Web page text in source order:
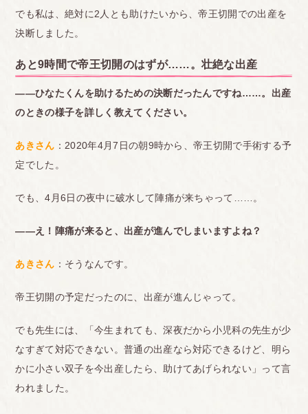
でも私は、絶対に2人とも助けたいから、帝王切開での出産を
決断しました。
あと9時間で帝王切開のはずが……。壮絶な出産
――ひなたくんを助けるための決断だったんですね……。 出産
のときの様子を詳しく教えてください。
あきさん ：2020年4月7日の朝9時から、帝王切開で手術する予
定でした。
でも、4月6日の夜中に破水して陣痛が来ちゃって……。
――え！陣痛が来ると、出産が進んでしまいますよね？
あきさん ：そうなんです。
帝王切開の予定だったのに、出産が進んじゃって。
でも先生には、「今生まれても、深夜だから小児科の先生が少
なすぎて対応できない。普通の出産なら対応できるけど、明ら
かに小さい双子を今出産したら、助けてあげられない」って言
われました。